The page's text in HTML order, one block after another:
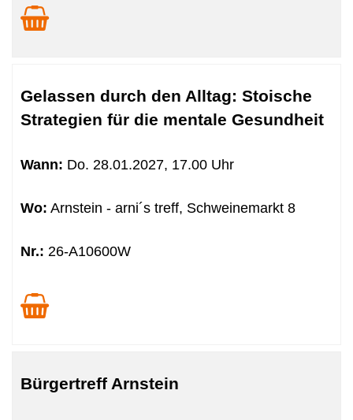
Gelassen durch den Alltag: Stoische
Strategien für die mentale Gesundheit
Wann: Do. 28.01.2027, 17.00 Uhr
Wo: Arnstein - arni´s treff, Schweinemarkt 8
Nr.: 26-A10600W
Bürgertreff Arnstein